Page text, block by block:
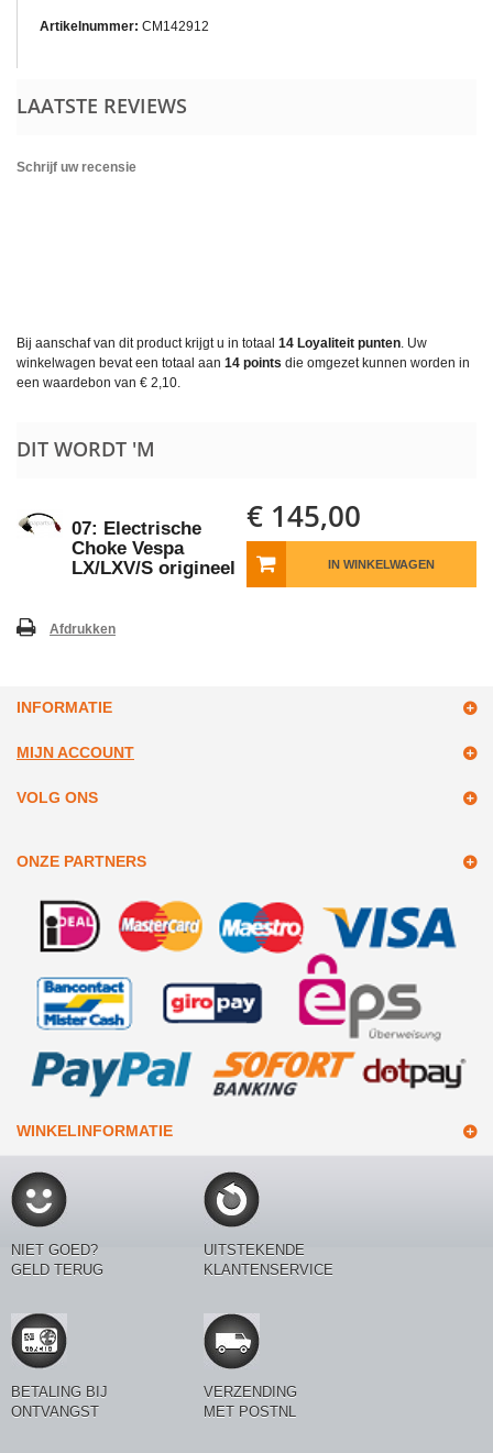
Artikelnummer: CM142912
LAATSTE REVIEWS
Schrijf uw recensie
Bij aanschaf van dit product krijgt u in totaal 14 Loyaliteit punten. Uw
winkelwagen bevat een totaal aan 14 points die omgezet kunnen worden in
een waardebon van € 2,10.
DIT WORDT 'M
07: Electrische
Choke Vespa
LX/LXV/S origineel
€ 145,00
IN WINKELWAGEN
Afdrukken
INFORMATIE
MIJN ACCOUNT
VOLG ONS
ONZE PARTNERS
WINKELINFORMATIE
NIET GOED?
GELD TERUG
UITSTEKENDE
KLANTENSERVICE
BETALING BIJ
ONTVANGST
VERZENDING
MET POSTNL